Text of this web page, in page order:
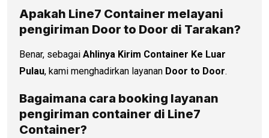
Apakah Line7 Container melayani
pengiriman Door to Door di Tarakan?
Benar, sebagai Ahlinya Kirim Container Ke Luar
Pulau, kami menghadirkan layanan Door to Door.
Bagaimana cara booking layanan
pengiriman container di Line7
Container?